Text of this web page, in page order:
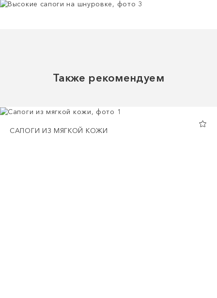
Также рекомендуем
САПОГИ ИЗ МЯГКОЙ КОЖИ